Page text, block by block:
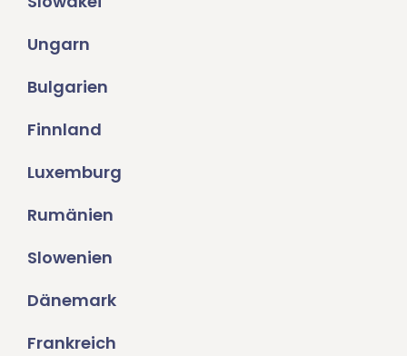
Ungarn
Bulgarien
Finnland
Luxemburg
Rumänien
Slowenien
Dänemark
Frankreich